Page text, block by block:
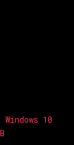
Windows 10